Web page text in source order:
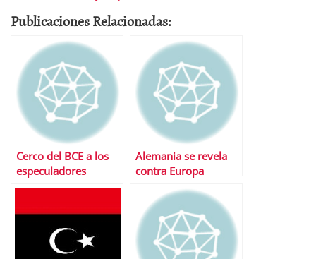
Publicaciones Relacionadas:
Cerco del BCE a los
especuladores
Alemania se revela
contra Europa